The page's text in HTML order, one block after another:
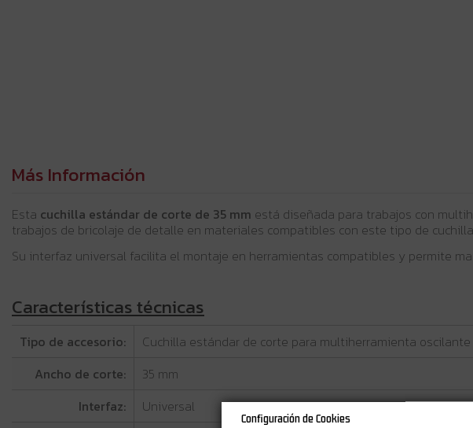
Más Información
Esta cuchilla estándar de corte de 35 mm está diseñada para trabajos con
trabajos de bricolaje de detalle en materiales compatibles con este tipo de
Su interfaz universal facilita el montaje en herramientas compatibles y permite
Características técnicas
Tipo de accesorio:
Cuchilla estándar de corte para multiherramienta oscilante
Ancho de corte:
35 mm
Interfaz:
Universal
Configuración de Cookies